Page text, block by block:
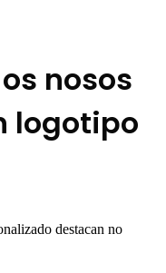
nosos
logotipo
destacan no